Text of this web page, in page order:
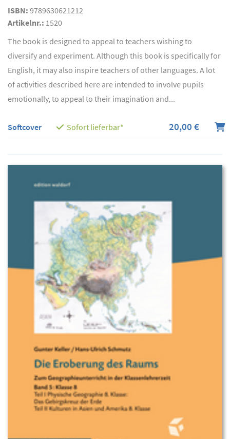
ISBN: 9789630621212
Artikelnr.: 1520
The book is designed to appeal to teachers wishing to
diversify and experiment. Although this book is specifically for
English, it may also inspire teachers of other languages. A lot
of activities described here are intended to involve pupils
emotionally, to appeal to their imagination and...
Softcover Sofort lieferbar* 20,00 €